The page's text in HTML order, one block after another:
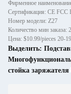
Фирменное
Сертификация: CE FCC
Номер модели: Z27
Количество мин заказа:
Цена: $10.99/pieces 20-
Выделить:
стойка